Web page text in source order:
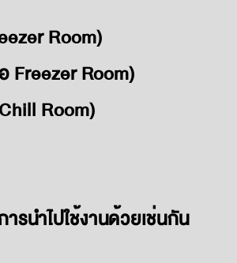
Room)
Freezer Room)
Room)
รนำไปใช้งานด้วยเช่นกัน